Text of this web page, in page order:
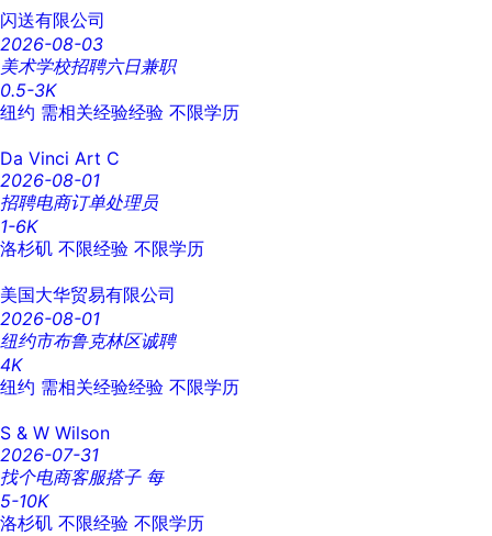
闪送有限公司
2026-08-03
美术学校招聘六日兼职
0.5-3K
纽约 需相关经验经验 不限学历
Da Vinci Art C
2026-08-01
招聘电商订单处理员
1-6K
洛杉矶 不限经验 不限学历
美国大华贸易有限公司
2026-08-01
纽约市布鲁克林区诚聘
4K
纽约 需相关经验经验 不限学历
S & W Wilson
2026-07-31
找个电商客服搭子 每
5-10K
洛杉矶 不限经验 不限学历